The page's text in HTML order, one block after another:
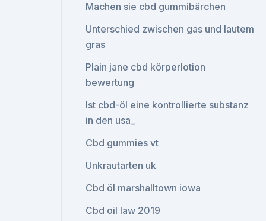
Machen sie cbd gummibärchen
Unterschied zwischen gas und lautem
gras
Plain jane cbd körperlotion
bewertung
Ist cbd-öl eine kontrollierte substanz
in den usa_
Cbd gummies vt
Unkrautarten uk
Cbd öl marshalltown iowa
Cbd oil law 2019